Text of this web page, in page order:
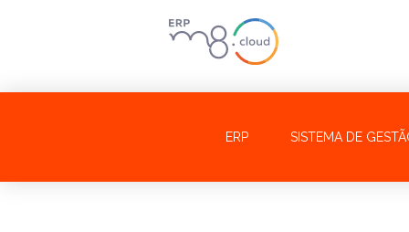
ERP SISTEMA DE